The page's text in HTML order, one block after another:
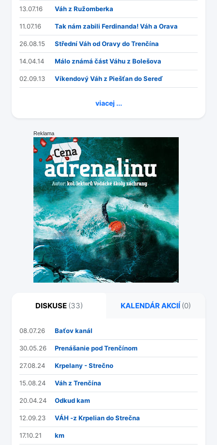
13.07.16 Váh z Ružomberka
11.07.16 Tak nám zabili Ferdinanda! Váh a Orava
26.08.15 Střední Váh od Oravy do Trenčína
14.04.14 Málo známá část Váhu z Bolešova
02.09.13 Víkendový Váh z Piešťan do Sereď
viacej ...
Reklama
DISKUSE (33) KALENDÁR AKCIÍ (0)
08.07.26 Baťov kanál
30.05.26 Prenášanie pod Trenčínom
27.08.24 Krpelany - Strečno
15.08.24 Váh z Trenčína
20.04.24 Odkud kam
12.09.23 VÁH -z Krpelian do Strečna
17.10.21 km